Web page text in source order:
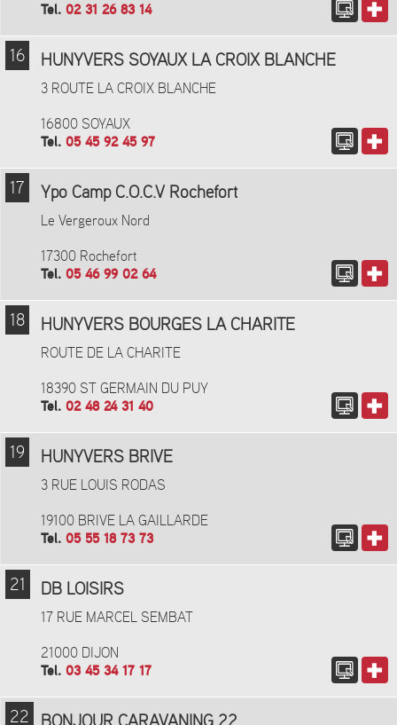
Tel. 02 31 26 83 14
16 HUNYVERS SOYAUX LA CROIX BLANCHE
3 ROUTE LA CROIX BLANCHE
16800 SOYAUX
Tel. 05 45 92 45 97
17 Ypo Camp C.O.C.V Rochefort
Le Vergeroux Nord
17300 Rochefort
Tel. 05 46 99 02 64
18 HUNYVERS BOURGES LA CHARITE
ROUTE DE LA CHARITE
18390 ST GERMAIN DU PUY
Tel. 02 48 24 31 40
19 HUNYVERS BRIVE
3 RUE LOUIS RODAS
19100 BRIVE LA GAILLARDE
Tel. 05 55 18 73 73
21 DB LOISIRS
17 RUE MARCEL SEMBAT
21000 DIJON
Tel. 03 45 34 17 17
22